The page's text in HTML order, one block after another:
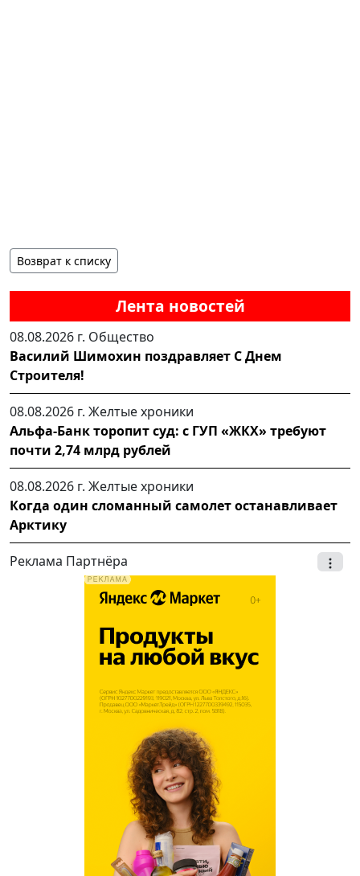
Лента новостей
08.08.2026 г. Общество
Василий Шимохин поздравляет С Днем
Строителя!
08.08.2026 г. Желтые хроники
Альфа-Банк торопит суд: с ГУП «ЖКХ» требуют
почти 2,74 млрд рублей
08.08.2026 г. Желтые хроники
Когда один сломанный самолет останавливает
Арктику
Реклама Партнёра
Возврат к списку